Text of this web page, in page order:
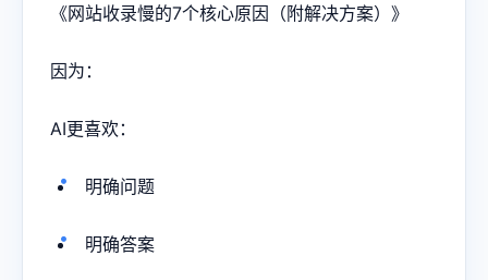
《网站收录慢的7个核心原因（附解决方案）》
因为：
AI更喜欢：
明确问题
明确答案